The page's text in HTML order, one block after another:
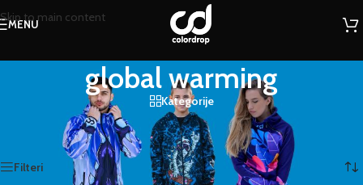
Skip to main content
MENU
global warming
Kategorije
Proizvod označen „global warming“
Prikazano je svih 2 rezultata
Filteri